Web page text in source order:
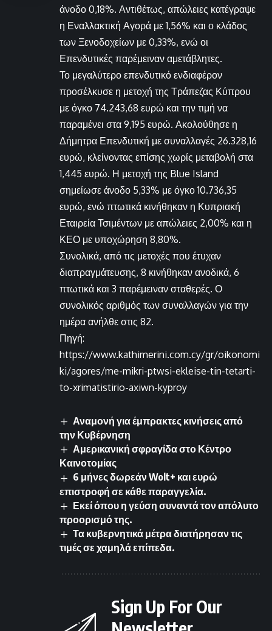
άνοδο 0,18%. Αντιθέτως, απώλειες κατέγραψε
η Εναλλακτική Αγορά με 1,56% και ο κλάδος
των Ξενοδοχείων με 0,33%, ενώ οι
Επενδυτικές παρέμειναν αμετάβλητες.
Το μεγαλύτερο επενδυτικό ενδιαφέρον
προσέλκυσε η μετοχή της Τράπεζας Κύπρου
με όγκο 74.243,68 ευρώ και την τιμή να
παραμένει στα 9,195 ευρώ. Ακολούθησε η
Δήμητρα Επενδυτική με συναλλαγές 26.328,16
ευρώ, κλείνοντας επίσης χωρίς μεταβολή στα
1,445 ευρώ. Η μετοχή της Blue Island
σημείωσε άνοδο 5,33% με όγκο 10.736,35
ευρώ, ενώ πτωτικά κινήθηκαν η Κυπριακή
Εταιρεία Τσιμέντων με απώλειες 2,00% και η
ΚΕΟ με υποχώρηση 8,80%.
Συνολικά, από τις μετοχές που έτυχαν
διαπραγμάτευσης, 8 κινήθηκαν ανοδικά, 6
πτωτικά και 3 παρέμειναν σταθερές. Ο
συνολικός αριθμός των συναλλαγών για την
ημέρα ανήλθε στις 82.
Πηγή:
https://www.kathimerini.com.cy/gr/oikonomi
ki/agores/me-mikri-ptwsi-ekleise-tin-tetarti-
to-xrimatistirio-axiwn-kyproy
Αναμονή για έμπρακτες κινήσεις από
την Κυβέρνηση
Αμερικανική σφραγίδα στο Κέντρο
Καινοτομίας
6 μήνες δωρεάν Wolt+ και ευρώ
επιστροφή σε κάθε παραγγελία.
Εκεί όπου η γεύση συναντά τον απόλυτο
προορισμό της.
Τα κυβερνητικά μέτρα διατήρησαν τις
τιμές σε χαμηλά επίπεδα.
Sign Up For Our